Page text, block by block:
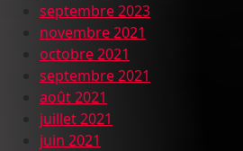
septembre 2023
novembre 2021
octobre 2021
septembre 2021
août 2021
juillet 2021
juin 2021